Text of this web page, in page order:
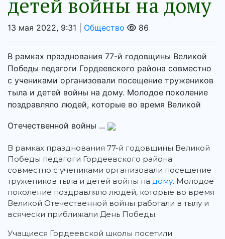
детей войны на дому
13 мая 2022, 9:31 | Общество 86
В рамках празднования 77-й годовщины Великой
Победы педагоги Гордеевского района совместно
с учениками организовали посещение тружеников
тыла и детей войны на дому. Молодое поколение
поздравляло людей, которые во время Великой
Отечественной войны ...
В рамках празднования 77-й годовщины Великой
Победы педагоги Гордеевского района
совместно с учениками организовали посещение
тружеников тыла и детей войны на дому. Молодое
поколение поздравляло людей, которые во время
Великой Отечественной войны работали в тылу и
всячески приближали День Победы.
Учащиеся Гордеевской школы посетили